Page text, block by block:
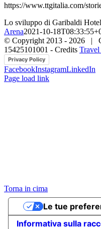
https://www.ttgitalia.com/
Lo sviluppo di Garibaldi
Arena2021-10-
© Copyright 2013 - 2026 |
15425101001 - Credits
Privacy Policy
FacebookInstagramLinkedIn
Page load link
Torna in cima
Informativa sulla
Le tue